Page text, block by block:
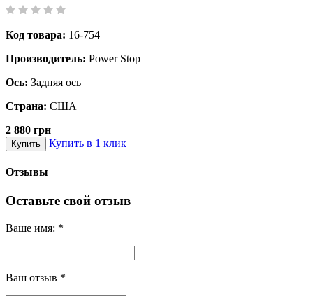
Код товара: 16-754
Производитель: Power Stop
Ось: Задняя ось
Страна: США
2 880 грн
Купить Купить в 1 клик
Отзывы
Оставьте свой отзыв
Ваше имя: *
Ваш отзыв *